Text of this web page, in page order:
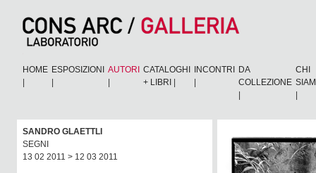
HOME ESPOSIZIONI
AUTORI
CATALOGHI
+ LIBRI
INCONTRI
DA
COLLEZIONE
CHI
SANDRO GLAETTLI
SEGNI
13 02 2011 > 12 03 2011